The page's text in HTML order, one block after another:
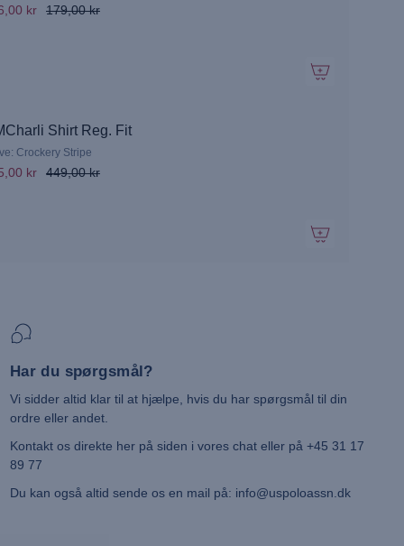
kr 179,00 kr
Shirt Reg. Fit
Crockery Stripe
kr 449,00 kr
Har du spørgsmål?
Vi sidder altid klar til at hjælpe, hvis du har spørgsmål til din
ordre eller andet.
Kontakt os direkte her på siden i vores chat eller på +45 31 17
89 77
Du kan også altid sende os en mail på: info@uspoloassn.dk